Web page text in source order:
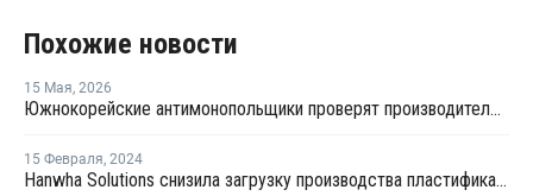
Похожие новости
15 Мая, 2026
Южнокорейские антимонопольщики проверят производителей ПВХ на предмет картельного сговора
15 Февраля, 2024
Hanwha Solutions снизила загрузку производства пластификаторов в Ульсане